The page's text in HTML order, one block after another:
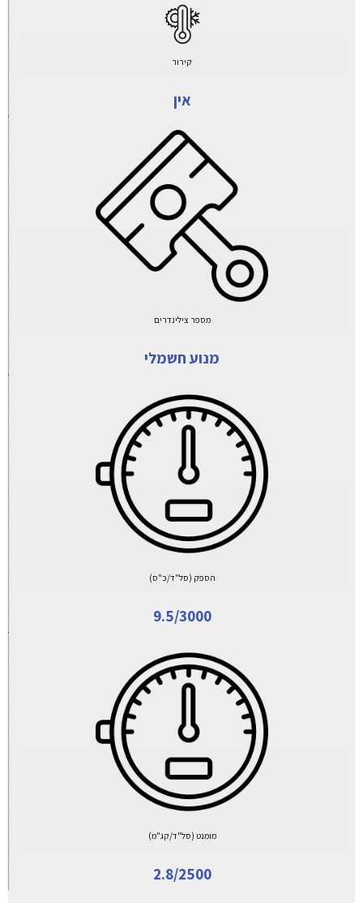
קירור
אין
מספר צילינדרים
מנוע חשמלי
הספק (סל"ד/כ"ס)
9.5/3000
מומנט (סל"ד/קג"מ)
2.8/2500